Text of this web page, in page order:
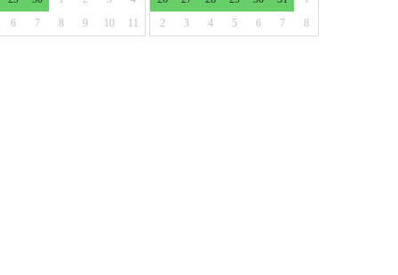
6 7 8 9 10 11
2
3 4 5 6 7 8